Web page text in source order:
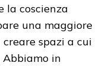
la coscienza
una maggiore
spazi a cui
in